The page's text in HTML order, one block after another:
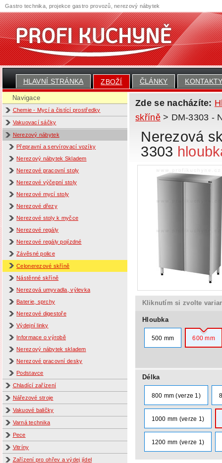
HLAVNÍ STRÁNKA ZBOŽÍ ČLÁNKY
Navigace
Chemie - Mycí a čistící prostředky
Vakuovací sáčky
Nerezový nábytek
Přepravní a servírovací vozíky
Nerezový nábytek Skladem
Nerezové pracovní stoly
Nerezové výčepní stoly
Nerezové mycí stoly
Nerezové dřezy
Nerezové stoly k myčce
Nerezové regály
Nerezové regály pojízdné
Závěsné police
Celonerezové skříně
Nástěnné skříně
Nerezová umyvadla, výlevka
Baterie, sprchy
Nerezové digestoře
Výdejní linky
Informace o výrobě
Nerezový nábytek skladem
Nerezové pracovní desky
Podstavce
Chladící zařízení
Nářezové stroje
Vakuové baličky
Varná technika
Pece
Vitríny
Zařízení pro ohřev a výdej jídel
Zde se nacházíte:
skříně> DM-3303 -
Nerezová
3303
Kliknutím si zvolte
Hloubka
500 mm 600 mm
Délka
800 mm (verze 1)
1000 mm (verze 1)
1200 mm (verze 1)
Gastro technika, projekce gastro provozů, nerezový nábytek